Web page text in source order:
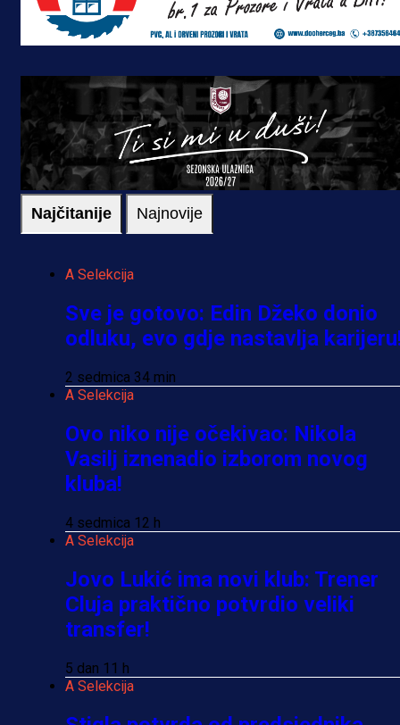
Najčitanije Najnovije
A Selekcija
Sve je gotovo: Edin Džeko donio
odluku, evo gdje nastavlja
2 sedmica 34 min
A Selekcija
Ovo niko nije očekivao: Nikola
Vasilj iznenadio izborom novog
kluba!
4 sedmica 12 h
A Selekcija
Jovo Lukić ima novi klub: Trener
Cluja praktično potvrdio veliki
transfer!
5 dan 11 h
A Selekcija